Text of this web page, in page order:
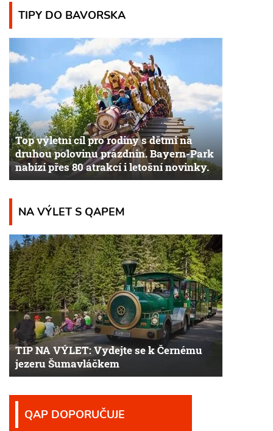
TIPY DO BAVORSKA
Top výletní cíl pro rodiny s dětmi na
druhou polovinu prázdnin. Bayern-Park
nabízí přes 80 atrakcí i letošní novinky.
NA VÝLET S QAPEM
TIP NA VÝLET: Vydejte se k Černému
jezeru Šumavláčkem
QAP DOPORUČUJE